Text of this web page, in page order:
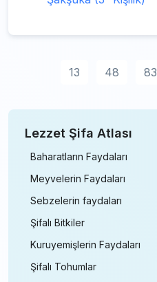
13 48 83
Lezzet Şifa Atlası
Baharatların Faydaları
Meyvelerin Faydaları
Sebzelerin faydaları
Şifalı Bitkiler
Kuruyemişlerin Faydaları
Şifalı Tohumlar